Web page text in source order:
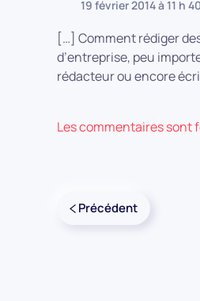
19 février 2014 à 11 h
[…] Comment rédiger
d’entreprise, peu
rédacteur ou encore
Les commentaires sont
Précédent